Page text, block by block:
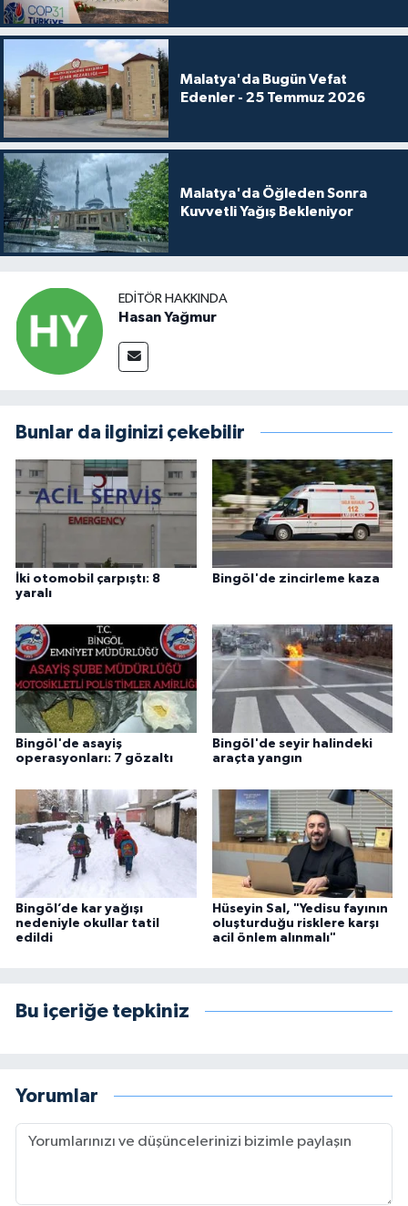
Malatya'da Bugün Vefat
Edenler - 25 Temmuz 2026
Malatya'da Öğleden Sonra
Kuvvetli Yağış Bekleniyor
EDITÖR HAKKINDA
Hasan Yağmur
Bunlar da ilginizi çekebilir
İki otomobil çarpıştı: 8
yaralı
Bingöl'de zincirleme kaza
Bingöl'de asayiş
operasyonları: 7 gözaltı
Bingöl'de seyir halindeki
araçta yangın
Bingöl’de kar yağışı
nedeniyle okullar tatil
edildi
Hüseyin Sal, "Yedisu fayının
oluşturduğu risklere karşı
acil önlem alınmalı"
Bu içeriğe tepkiniz
Yorumlar